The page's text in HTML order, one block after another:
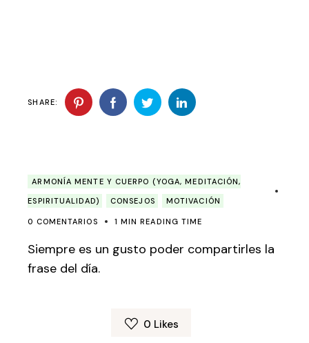
SHARE:
ARMONÍA MENTE Y CUERPO (YOGA, MEDITACIÓN,
ESPIRITUALIDAD)
CONSEJOS MOTIVACIÓN
0 COMENTARIOS 1 MIN READING TIME
Siempre es un gusto poder compartirles la
frase del día.
0 Likes